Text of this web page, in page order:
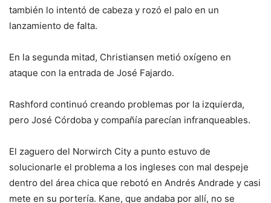
también lo intentó de cabeza y rozó el palo en un
lanzamiento de falta.
En la segunda mitad, Christiansen metió oxígeno en
ataque con la entrada de José Fajardo.
Rashford continuó creando problemas por la izquierda,
pero José Córdoba y compañía parecían infranqueables.
El zaguero del Norwirch City a punto estuvo de
solucionarle el problema a los ingleses con mal despeje
dentro del área chica que rebotó en Andrés Andrade y casi
mete en su portería. Kane, que andaba por allí, no se